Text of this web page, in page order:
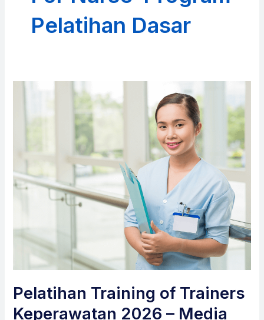
Pelatihan Dasar
Pelatihan Training of Trainers
Keperawatan 2026 – Media